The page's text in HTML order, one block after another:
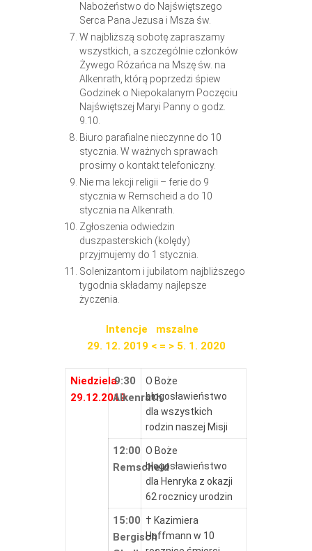
Nabożeństwo do Najświętszego
Serca Pana Jezusa i Msza św.
W najbliższą sobotę zapraszamy
wszystkich, a szczególnie członków
Żywego Różańca na Mszę św. na
Alkenrath, którą poprzedzi śpiew
Godzinek o Niepokalanym Poczęciu
Najświętszej Maryi Panny o godz.
9.10.
Biuro parafialne nieczynne do 10
stycznia. W ważnych sprawach
prosimy o kontakt telefoniczny.
Nie ma lekcji religii – ferie do 9
stycznia w Remscheid a do 10
stycznia na Alkenrath.
Zgłoszenia odwiedzin
duszpasterskich (kolędy)
przyjmujemy do 1 stycznia.
Solenizantom i jubilatom najbliższego
tygodnia składamy najlepsze
życzenia.
Intencje mszalne
29. 12. 2019 < = > 5. 1. 2020
Niedziela
29.12.2019
9:30
Alkenrath
O Boże
błogosławieństwo
dla wszystkich
rodzin naszej Misji
12:00
Remscheid
O Boże
błogosławieństwo
dla Henryka z okazji
62 rocznicy urodzin
15:00
Bergisch
† Kazimiera
Hoffmann w 10